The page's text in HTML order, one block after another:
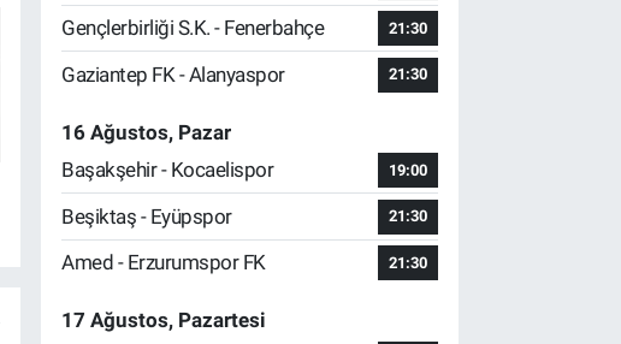
Gençlerbirliği S.K. - Fenerbahçe 21:30
Gaziantep FK - Alanyaspor 21:30
16 Ağustos, Pazar
Başakşehir - Kocaelispor
19:00
Beşiktaş - Eyüpspor 21:30
Amed - Erzurumspor FK 21:30
17 Ağustos, Pazartesi